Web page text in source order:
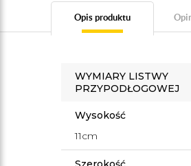
Opis produktu
WYMIARY LISTWY
PRZYPODŁOGOWEJ
Wysokość
11cm